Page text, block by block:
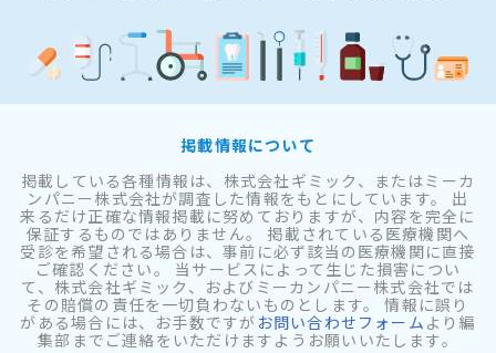
掲載情報について
掲載している各種情報は、株式会社ギミック、またはミーカ
ンパニー株式会社が調査した情報をもとにしています。 出
来るだけ正確な情報掲載に努めておりますが、内容を完全に
保証するものではありません。 掲載されている医療機関へ
受診を希望される場合は、事前に必ず該当の医療機関に直接
ご確認ください。 当サービスによって生じた損害につい
て、株式会社ギミック、およびミーカンパニー株式会社では
その賠償の責任を一切負わないものとします。 情報に誤り
がある場合には、お手数ですが お問い合わせフォーム より編
集部までご連絡をいただけますようお願いいたします。